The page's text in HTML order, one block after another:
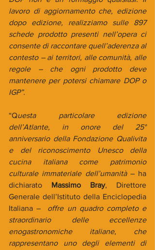
lavoro di aggiornamento che, edizione
dopo edizione, realizziamo sulle 897
schede prodotto presenti nell’opera ci
consente di raccontare quell’aderenza al
contesto – ai territori, alle comunità, alle
regole – che ogni prodotto deve
mantenere per potersi chiamare DOP o
IGP”.
“Questa particolare edizione
dell’Atlante, in onore del 25°
anniversario della Fondazione Qualivita
e del riconoscimento Unesco della
cucina italiana come patrimonio
culturale immateriale dell’umanità – ha
dichiarato Massimo Bray, Direttore
Generale dell’Istituto della Enciclopedia
Italiana –
offre un quadro completo e
straordinario delle eccellenze
enogastronomiche italiane, che
rappresentano uno degli elementi di